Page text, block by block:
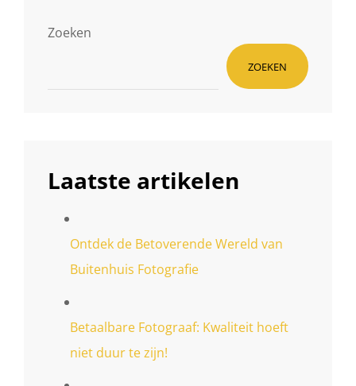
Zoeken
ZOEKEN
Laatste artikelen
Ontdek de Betoverende Wereld van
Buitenhuis Fotografie
Betaalbare Fotograaf: Kwaliteit hoeft
niet duur te zijn!